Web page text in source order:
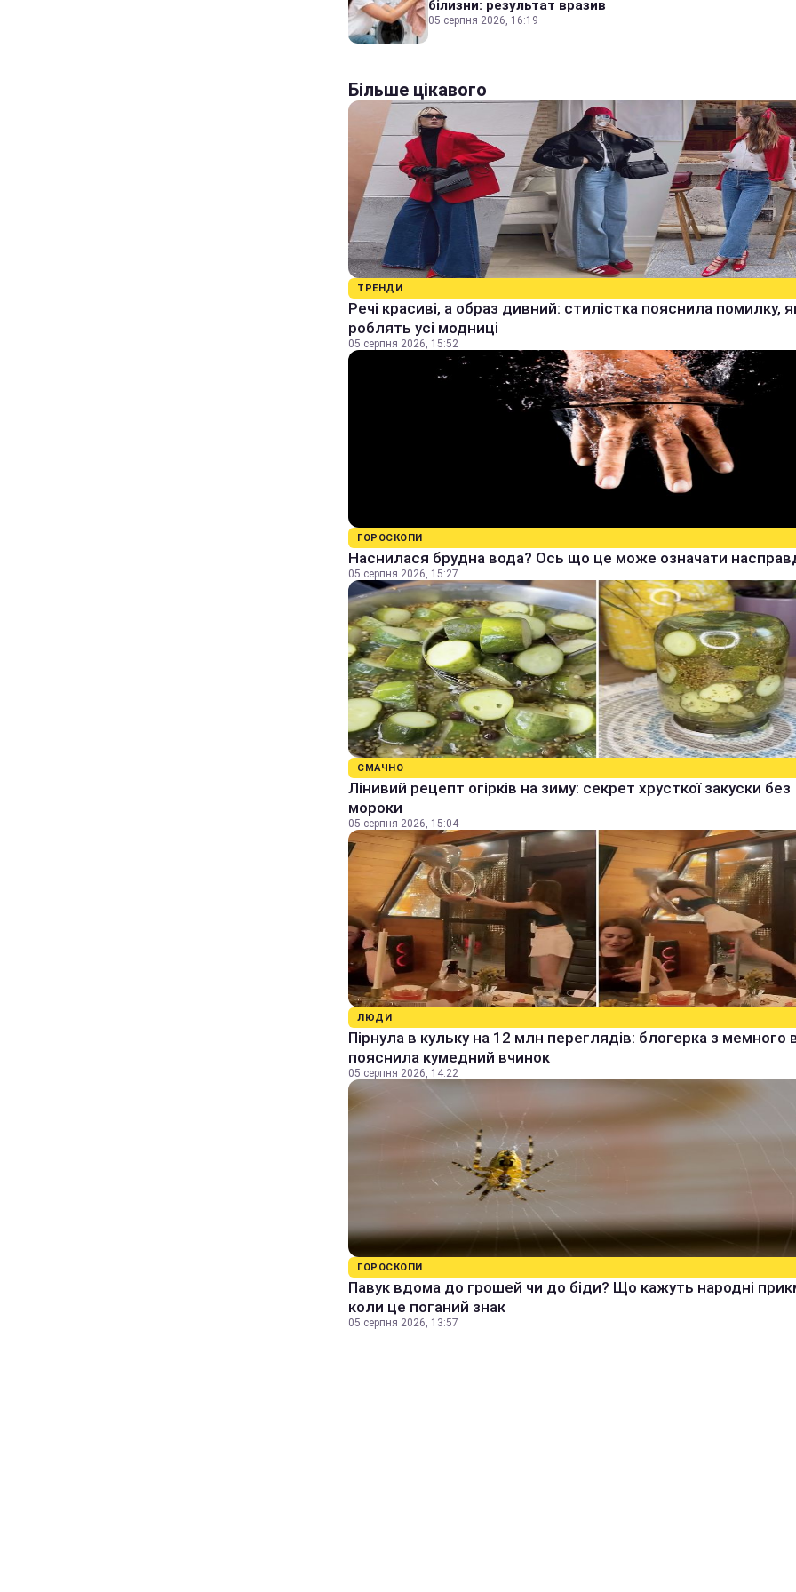
білизни: результат вразив
05 серпня 2026, 16:19
Більше цікавого
ТРЕНДИ
Речі красиві, а образ дивний: стилістка пояснила помилку,
роблять усі модниці
05 серпня 2026, 15:52
ГОРОСКОПИ
Наснилася брудна вода? Ось що це може означати
05 серпня 2026, 15:27
СМАЧНО
Лінивий рецепт огірків на зиму: секрет хрусткої закуски без
мороки
05 серпня 2026, 15:04
ЛЮДИ
Пірнула в кульку на 12 млн переглядів: блогерка з мемного
пояснила кумедний вчинок
05 серпня 2026, 14:22
ГОРОСКОПИ
Павук вдома до грошей чи до біди? Що кажуть народні
коли це поганий знак
05 серпня 2026, 13:57